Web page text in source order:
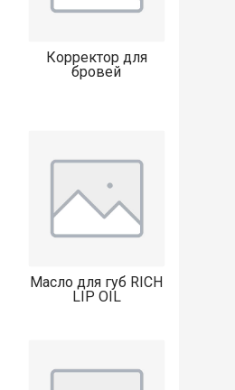
Корректор для
бровей
Масло для губ RICH
LIP OIL